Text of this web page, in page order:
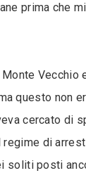
prima che
Vecchio
questo non
cercato di
di
posti